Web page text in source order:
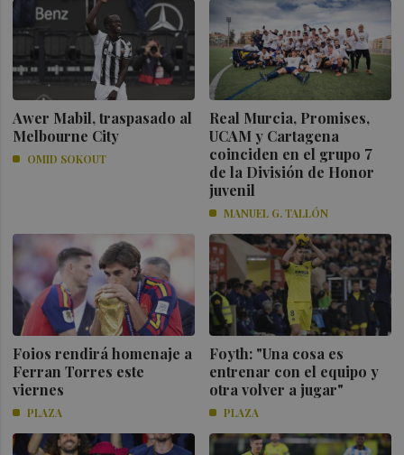
Awer Mabil, traspasado al
Melbourne City
OMID SOKOUT
Real Murcia, Promises,
UCAM y Cartagena
coinciden en el grupo 7
de la División de Honor
juvenil
MANUEL G. TALLÓN
Foios rendirá homenaje a
Ferran Torres este
viernes
PLAZA
Foyth: "Una cosa es
entrenar con el equipo y
otra volver a jugar"
PLAZA